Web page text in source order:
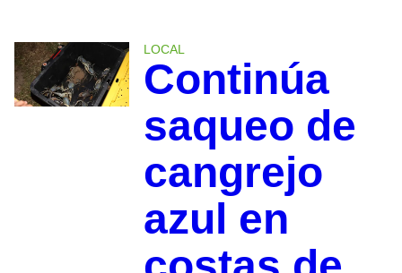
LOCAL
Continúa
saqueo de
cangrejo
azul en